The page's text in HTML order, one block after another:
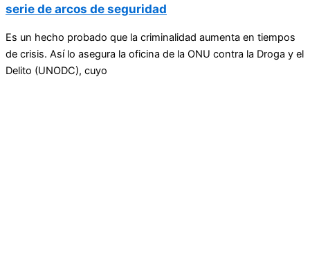
serie de arcos de seguridad
Es un hecho probado que la criminalidad aumenta en tiempos
de crisis. Así lo asegura la oficina de la ONU contra la Droga y el
Delito (UNODC), cuyo